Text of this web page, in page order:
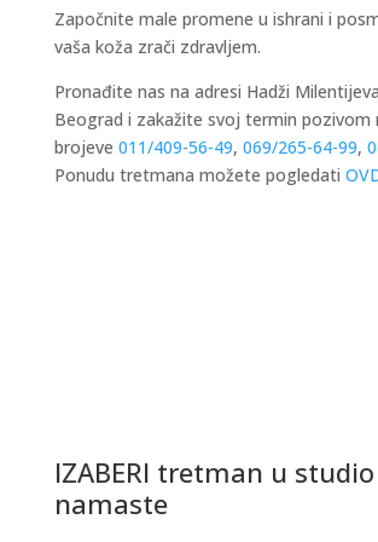
Započnite male promene u ishrani i
vaša koža zrači zdravljem.
Pronađite nas na adresi Hadži
Beograd i zakažite svoj termin pozivom
brojeve 011/409-56-49, 069/265-64-99,
Ponudu tretmana možete pogledati
IZABERI tretman u studio
namaste